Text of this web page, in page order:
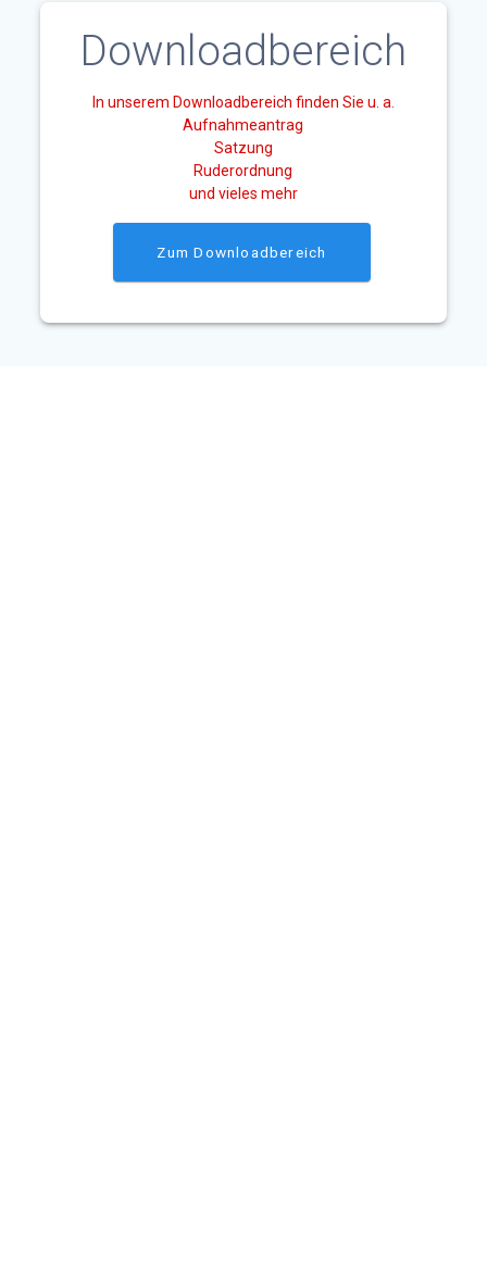
Downloadbereich
In unserem Downloadbereich finden Sie u. a.
Aufnahmeantrag
Satzung
Ruderordnung
und vieles mehr
Zum Downloadbereich